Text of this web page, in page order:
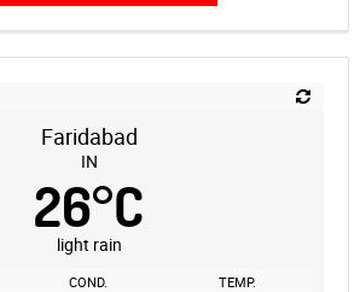
Faridabad
IN
26°C
light rain
COND. TEMP.